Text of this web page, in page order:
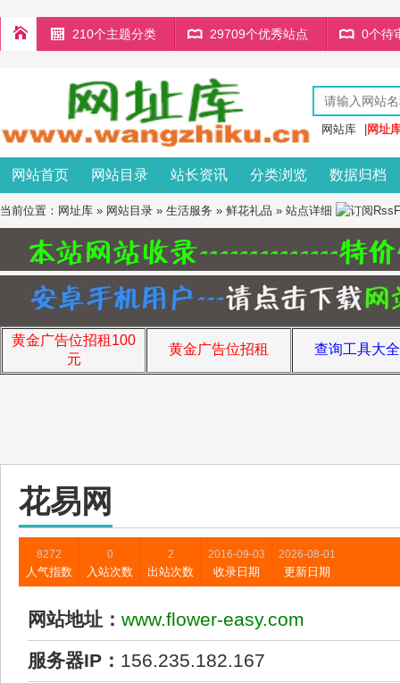
210个主题分类 29709个优秀站点 0个待
网站库 网址
网站首页 网站目录 站长资讯 分类浏览 数据归档
当前位置： 网址库 » 网站目录 » 生活服务 » 鲜花礼品 » 站点详细
黄金广告位招租100
元
黄金广告位招租 查询工具大
花易网
8272
人气指数
0
入站次数
2
出站次数
2016-09-03
收录日期
2026-08-01
更新日期
网站地址： www.flower-easy.com
服务器IP： 156.235.182.167